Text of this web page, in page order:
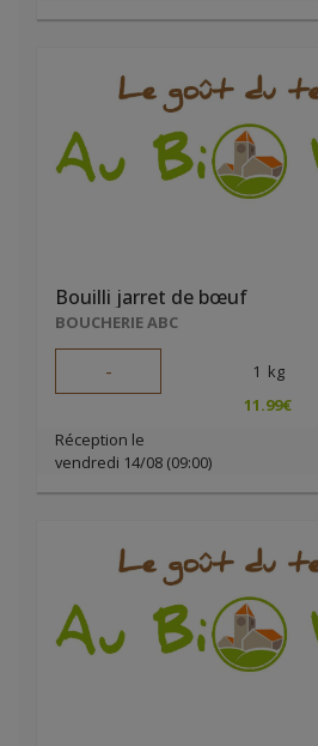
Bouilli jarret de bœuf
BOUCHERIE ABC
- 1 kg
11.99€
Réception le
vendredi 14/08 (09:00)